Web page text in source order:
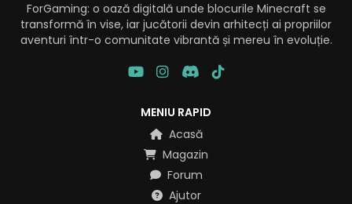
ForGaming: o oază digitală unde blocurile Minecraft se
transformă în vise, iar jucătorii devin arhitecți ai propriilor
aventuri într-o comunitate vibrantă și mereu în evoluție.
MENIU RAPID
Acasă
Magazin
Forum
Ajutor